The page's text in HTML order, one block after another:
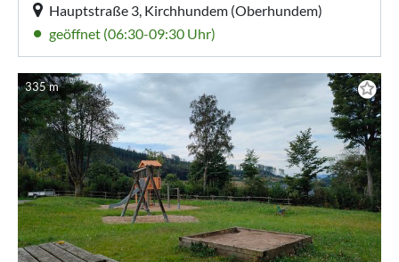
Hauptstraße 3, Kirchhundem (Oberhundem)
geöffnet (06:30-09:30 Uhr)
335 m